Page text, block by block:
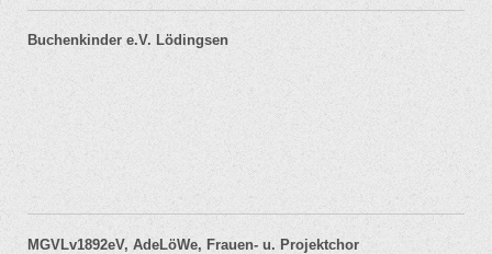
Buchenkinder e.V. Lödingsen
MGVLv1892eV, AdeLöWe, Frauen- u. Projektchor